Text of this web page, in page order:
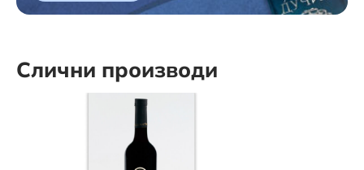
Слични производи